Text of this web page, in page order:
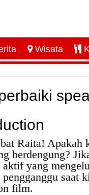
Wisata
Raita! Apakah
berdengung?
aktif yang
saat
film.